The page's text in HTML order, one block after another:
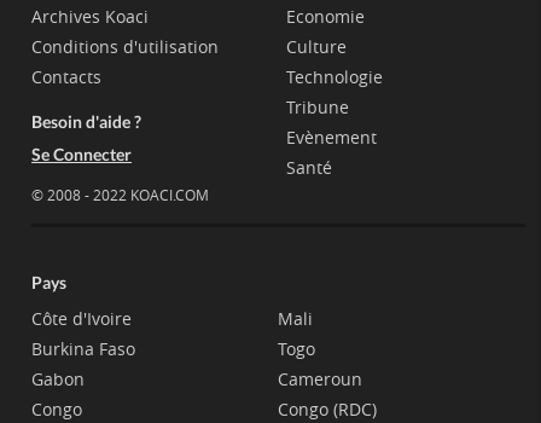
Archives Koaci
Conditions d'utilisation
Contacts
Besoin d'aide ?
Se Connecter
© 2008 - 2022 KOACI.COM
Economie
Culture
Technologie
Tribune
Evènement
Santé
Pays
Côte d'Ivoire
Burkina Faso
Gabon
Congo
Mali
Togo
Cameroun
Congo (RDC)